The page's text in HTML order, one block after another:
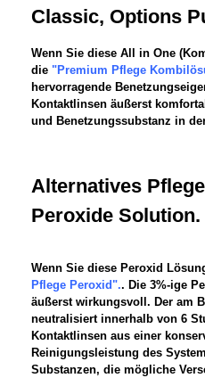
Classic, Options
Wenn Sie diese All in One
die "Premium Pflege
hervorragende
Kontaktlinsen äußerst
und Benetzungssubstanz in
Alternatives
Peroxide Solution.
Wenn Sie diese Peroxid
Pflege Peroxid".. Die 3%-ige
äußerst wirkungsvoll. Der am
neutralisiert innerhalb von 6
Kontaktlinsen aus einer
Reinigungsleistung des
Substanzen, die mögliche